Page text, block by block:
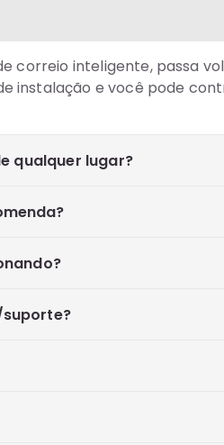
correio inteligente, passa
instalação e você pode
qualquer lugar?